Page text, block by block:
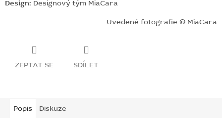
Design: Designový tým MiaCara
Uvedené fotografie © MiaCara
ZEPTAT SE SDÍLET
Popis Diskuze